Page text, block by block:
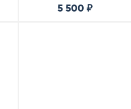
5 500 ₽